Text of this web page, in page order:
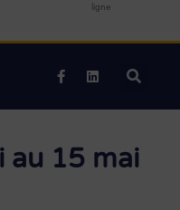
ligne
au 15 mai